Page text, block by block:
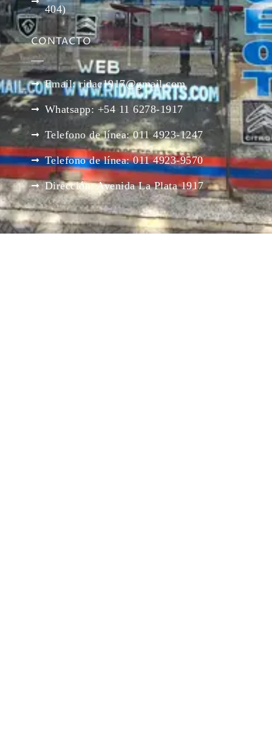
404)
CONTACTO
Email: ridac1917@gmail.com
Whatsapp: +54 11 6278-1917
Telefono de línea: 011 4923-1247
Telefono de línea: 011 4923-9570
Dirección: Avenida La Plata 1917